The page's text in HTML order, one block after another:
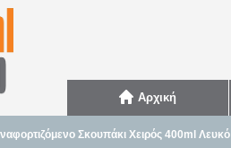
Αρχική
Σκουπάκι Χειρός 400ml Λευκό